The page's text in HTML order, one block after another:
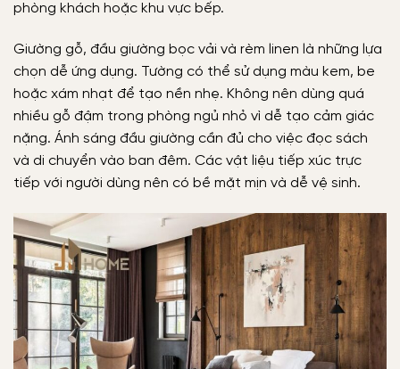
phòng khách hoặc khu vực bếp.
Giường gỗ, đầu giường bọc vải và rèm linen là những lựa
chọn dễ ứng dụng. Tường có thể sử dụng màu kem, be
hoặc xám nhạt để tạo nền nhẹ. Không nên dùng quá
nhiều gỗ đậm trong phòng ngủ nhỏ vì dễ tạo cảm giác
nặng. Ánh sáng đầu giường cần đủ cho việc đọc sách
và di chuyển vào ban đêm. Các vật liệu tiếp xúc trực
tiếp với người dùng nên có bề mặt mịn và dễ vệ sinh.